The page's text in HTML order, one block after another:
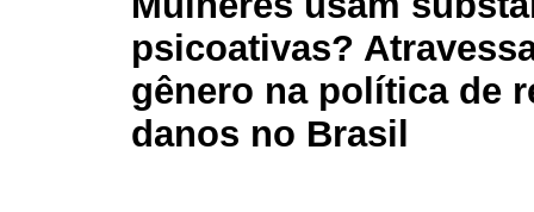
psicoativas?
gênero na política de
danos no Brasil